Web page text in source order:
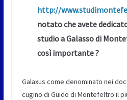
http://
notato che avete
studio a Galasso di
così importante ?
Galaxus come denominato nei
cugino di Guido di Montefeltro il